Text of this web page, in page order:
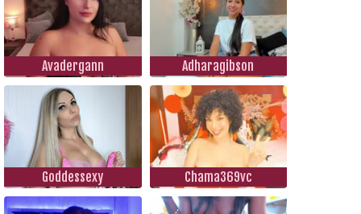
Avadergann Adharagibson
Goddessexy Chama369vc